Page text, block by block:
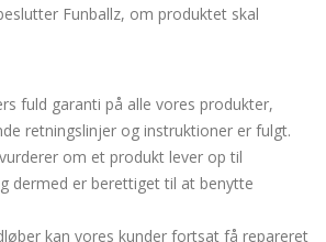
Funballz, om produktet skal
fuld garanti på alle vores produkter,
retningslinjer og instruktioner er fulgt.
om et produkt lever op til
dermed er berettiget til at benytte
kan vores kunder fortsat få repareret